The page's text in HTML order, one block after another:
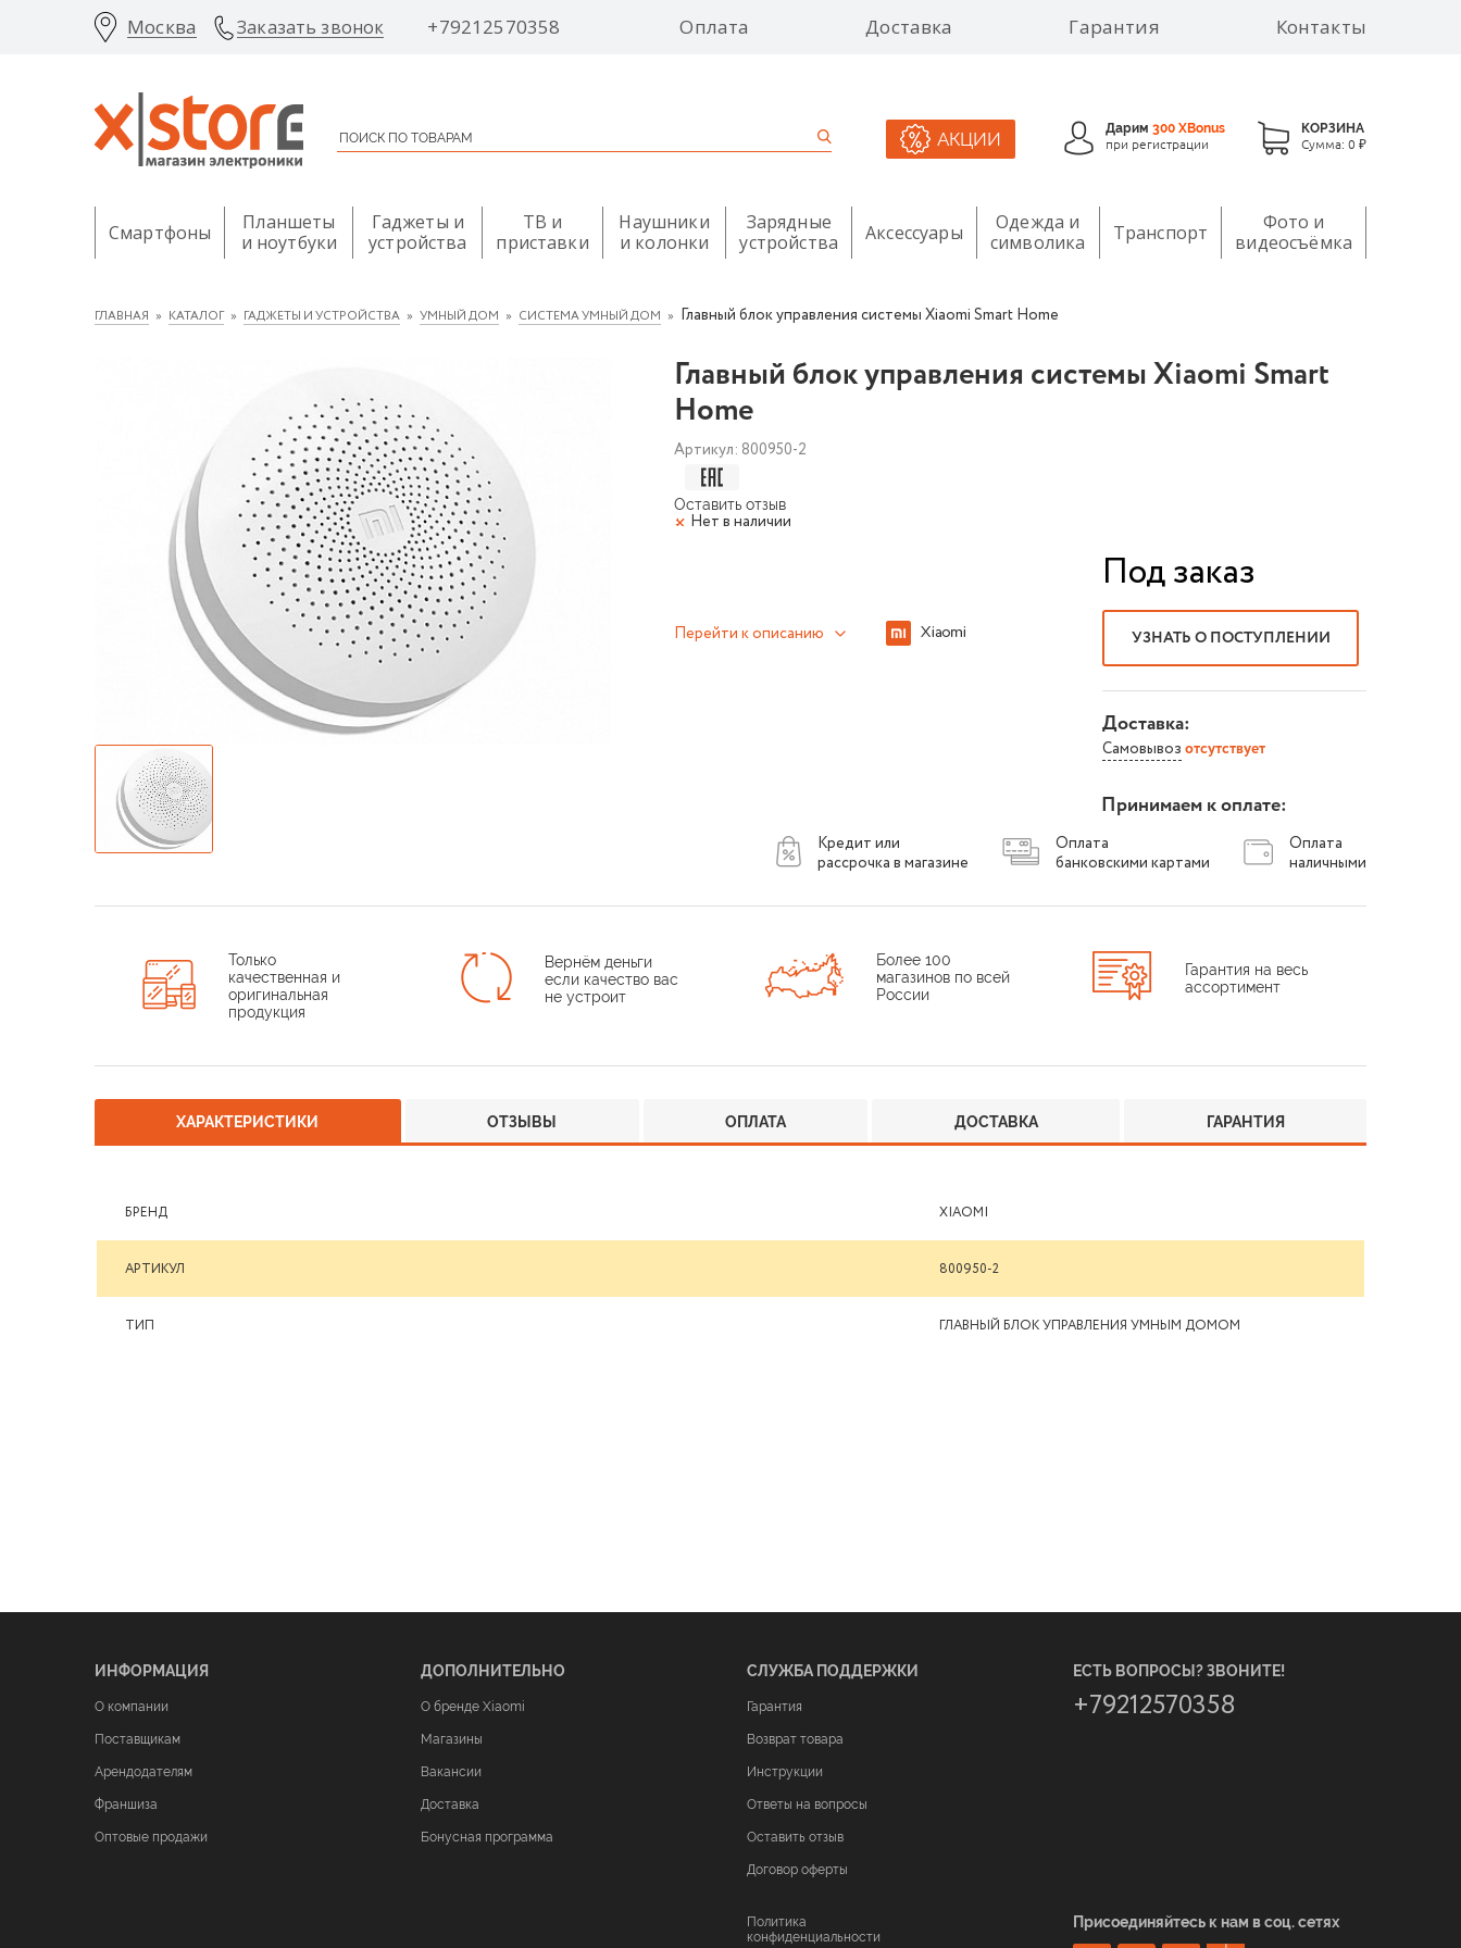
Москва Заказать звонок +79212570358 Оплата Доставка Гарантия Контакты
АКЦИИ
Дарим 300 XBonus
при регистрации
КОРЗИНА
Сумма: 0 ₽
Смартфоны
Планшеты
и ноутбуки
Гаджеты и
устройства
ТВ и
приставки
Наушники
и колонки
Зарядные
устройства
Аксессуары
Одежда и
символика
Транспорт
Фото и
видеосъёмка
ГЛАВНАЯ КАТАЛОГ ГАДЖЕТЫ И УСТРОЙСТВА УМНЫЙ ДОМ СИСТЕМА УМНЫЙ ДОМ Главный блок управления системы Xiaomi Smart Home
Главный блок управления системы Xiaomi Smart
Home
Артикул: 800950-2
Оставить отзыв
Нет в наличии
Перейти к описанию
Под заказ
УЗНАТЬ О ПОСТУПЛЕНИИ
Доставка:
Самовывоз отсутствует
Принимаем к оплате:
Оплата
наличными
Оплата
банковскими картами
Кредит или
рассрочка в магазине
Только
качественная и
оригинальная
продукция
Вернём деньги
если качество вас
не устроит
Более 100
магазинов по всей
России
Гарантия на весь
ассортимент
ХАРАКТЕРИСТИКИ ОТЗЫВЫ ОПЛАТА ДОСТАВКА ГАРАНТИЯ
БРЕНД XIAOMI
АРТИКУЛ 800950-2
ТИП ГЛАВНЫЙ БЛОК УПРАВЛЕНИЯ УМНЫМ ДОМОМ
ИНФОРМАЦИЯ
О компании
Поставщикам
Арендодателям
Франшиза
Оптовые продажи
ДОПОЛНИТЕЛЬНО
О бренде Xiaomi
Магазины
Вакансии
Доставка
Бонусная программа
СЛУЖБА ПОДДЕРЖКИ
Гарантия
Возврат товара
Инструкции
Ответы на вопросы
Оставить отзыв
Договор оферты
ЕСТЬ ВОПРОСЫ? ЗВОНИТЕ!
+79212570358
Политика
конфиденциальности
Присоединяйтесь к нам в соц. сетях